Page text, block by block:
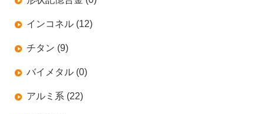
インコネル (12)
チタン (9)
バイメタル (0)
アルミ系 (22)